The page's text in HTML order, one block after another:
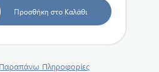
Παραπάνω Πληροφορίες